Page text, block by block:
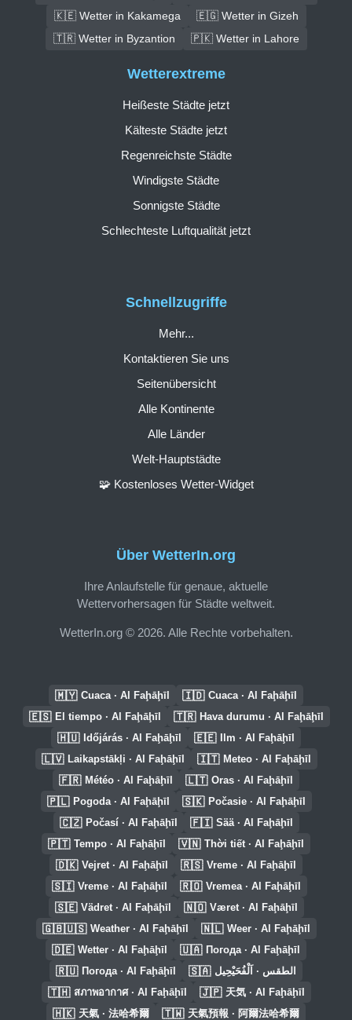
🇰🇪 Wetter in Kakamega
🇪🇬 Wetter in Gizeh
🇹🇷 Wetter in Byzantion
🇵🇰 Wetter in Lahore
Über WetterIn.org
Ihre Anlaufstelle für genaue, aktuelle
Wettervorhersagen für Städte weltweit.
WetterIn.org © 2026. Alle Rechte vorbehalten.
Schnellzugriffe
Mehr...
Kontaktieren Sie uns
Seitenübersicht
Alle Kontinente
Alle Länder
Welt-Hauptstädte
🧩 Kostenloses Wetter-Widget
Wetterextreme
Heißeste Städte jetzt
Kälteste Städte jetzt
Regenreichste Städte
Windigste Städte
Sonnigste Städte
Schlechteste Luftqualität jetzt
🇲🇾 Cuaca · Al Faḩāḩīl 🇮🇩 Cuaca · Al Faḩāḩīl
🇪🇸 El tiempo · Al Faḩāḩīl 🇹🇷 Hava durumu · Al Faḩāḩīl
🇭🇺 Időjárás · Al Faḩāḩīl 🇪🇪 Ilm · Al Faḩāḩīl
🇱🇻 Laikapstākļi · Al Faḩāḩīl 🇮🇹 Meteo · Al Faḩāḩīl
🇫🇷 Météo · Al Faḩāḩīl 🇱🇹 Oras · Al Faḩāḩīl
🇵🇱 Pogoda · Al Faḩāḩīl 🇸🇰 Počasie · Al Faḩāḩīl
🇨🇿 Počasí · Al Faḩāḩīl 🇫🇮 Sää · Al Faḩāḩīl
🇵🇹 Tempo · Al Faḩāḩīl 🇻🇳 Thời tiết · Al Faḩāḩīl
🇩🇰 Vejret · Al Faḩāḩīl 🇷🇸 Vreme · Al Faḩāḩīl
🇸🇮 Vreme · Al Faḩāḩīl 🇷🇴 Vremea · Al Faḩāḩīl
🇸🇪 Vädret · Al Faḩāḩīl 🇳🇴 Været · Al Faḩāḩīl
🇬🇧🇺🇸 Weather · Al Faḩāḩīl 🇳🇱 Weer · Al Faḩāḩīl
🇩🇪 Wetter · Al Faḩāḩīl 🇺🇦 Погода · Al Faḩāḩīl
🇷🇺 Погода · Al Faḩāḩīl 🇸🇦 الطقس · اَلْفُحَيْحِيل
🇹🇭 สภาพอากาศ · Al Faḩāḩīl 🇯🇵 天気 · Al Faḩāḩīl
🇭🇰 天氣 · 法哈希爾 🇹🇼 天氣預報 · 阿爾法哈希爾